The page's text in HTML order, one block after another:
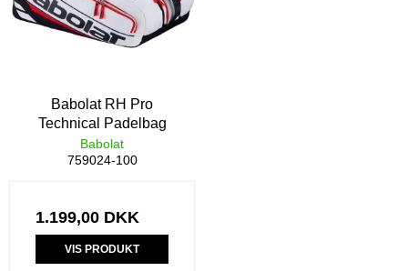
Babolat RH Pro
Technical Padelbag
Babolat
759024-100
1.199,00 DKK
VIS PRODUKT